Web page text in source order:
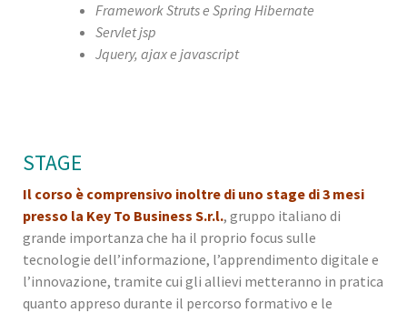
Framework Struts e Spring Hibernate
Servlet jsp
Jquery, ajax e javascript
STAGE
Il corso è comprensivo inoltre di uno stage di 3 mesi
presso la Key To Business S.r.l., gruppo italiano di
grande importanza che ha il proprio focus sulle
tecnologie dell’informazione, l’apprendimento digitale e
l’innovazione, tramite cui gli allievi metteranno in pratica
quanto appreso durante il percorso formativo e le